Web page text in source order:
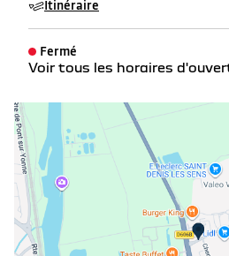
Itinéraire
Fermé
Voir tous les horaires
mardi
mercredi
jeudi
vendredi
samedi
dimanche